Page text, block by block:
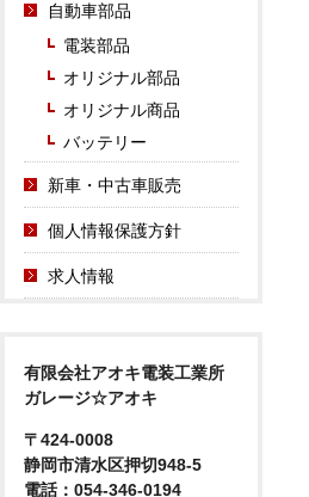
自動車部品
電装部品
オリジナル部品
オリジナル商品
バッテリー
新車・中古車販売
個人情報保護方針
求人情報
有限会社アオキ電装工業所
ガレージ☆アオキ
〒424-0008
静岡市清水区押切948-5
電話：054-346-0194